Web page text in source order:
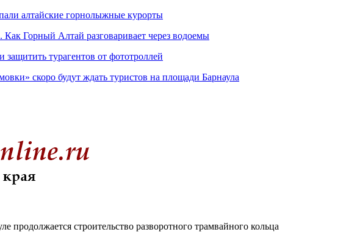
алтайские горнолыжные курорты
Как Горный Алтай разговаривает через водоемы
турагентов от фототроллей
скоро будут ждать туристов на площади Барнаула
продолжается строительство разворотного трамвайного кольца